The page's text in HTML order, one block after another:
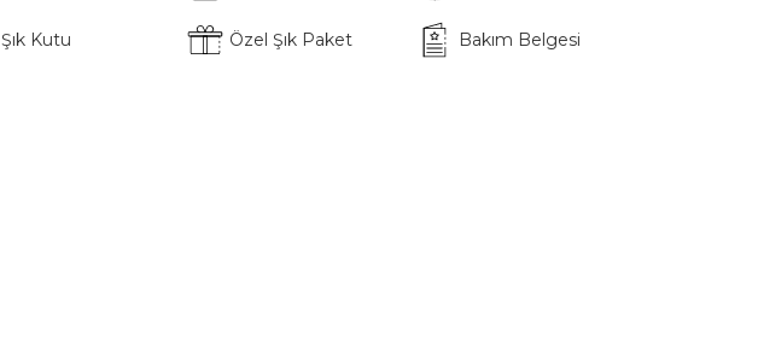
Şık Kutu Özel Şık Paket Bakım Belgesi